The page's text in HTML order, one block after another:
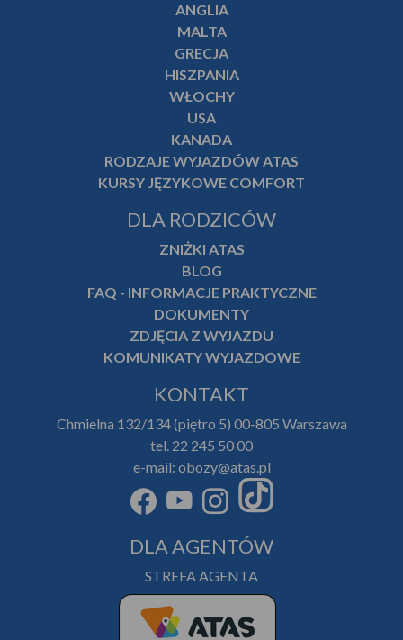
ANGLIA
MALTA
GRECJA
HISZPANIA
WŁOCHY
USA
KANADA
RODZAJE WYJAZDÓW ATAS
KURSY JĘZYKOWE COMFORT
DLA RODZICÓW
ZNIŻKI ATAS
BLOG
FAQ - INFORMACJE PRAKTYCZNE
DOKUMENTY
ZDJĘCIA Z WYJAZDU
KOMUNIKATY WYJAZDOWE
KONTAKT
Chmielna 132/134 (piętro 5) 00-805 Warszawa
tel. 22 245 50 00
e-mail: obozy@atas.pl
DLA AGENTÓW
STREFA AGENTA